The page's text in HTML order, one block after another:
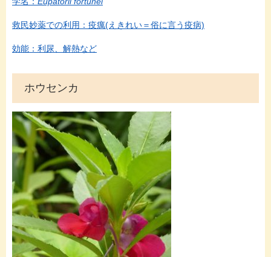
救民妙薬での利用：疫癘(えきれい＝俗に言う疫病)
効能：利尿、解熱など
ホウセンカ